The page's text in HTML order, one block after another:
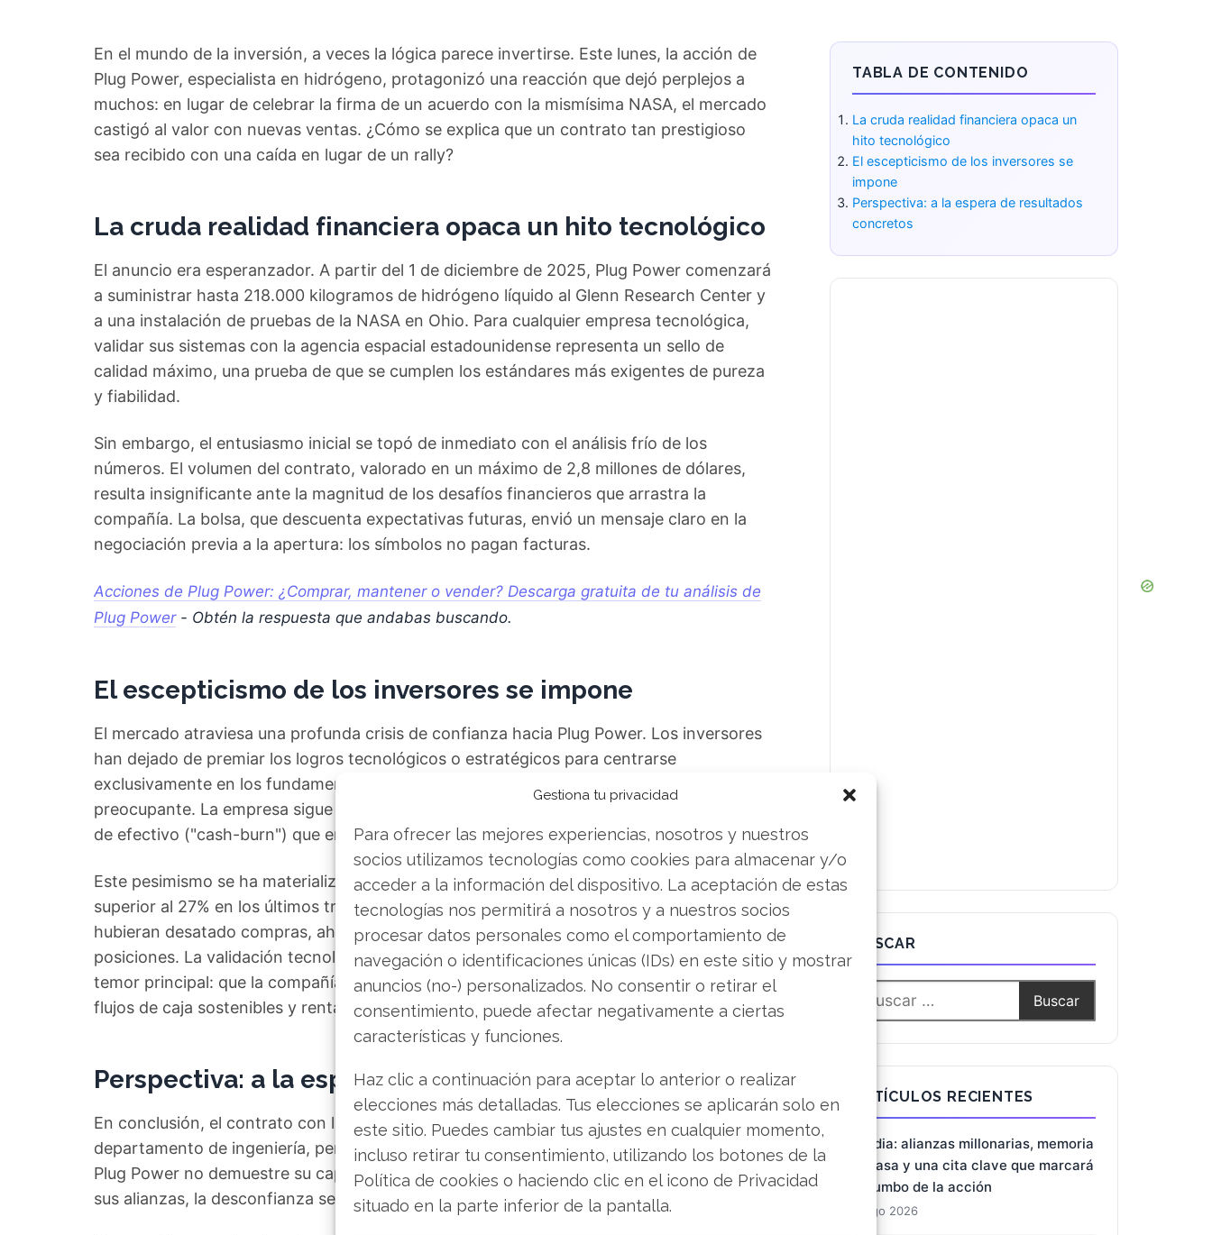
Gestiona tu privacidad
Para ofrecer las mejores experiencias, nosotros y nuestros
socios utilizamos tecnologías como cookies para almacenar y/o
acceder a la información del dispositivo. La aceptación de estas
tecnologías nos permitirá a nosotros y a nuestros socios
procesar datos personales como el comportamiento de
navegación o identificaciones únicas (IDs) en este sitio y mostrar
anuncios (no-) personalizados. No consentir o retirar el
consentimiento, puede afectar negativamente a ciertas
características y funciones.
Haz clic a continuación para aceptar lo anterior o realizar
elecciones más detalladas. Tus elecciones se aplicarán solo en
este sitio. Puedes cambiar tus ajustes en cualquier momento,
incluso retirar tu consentimiento, utilizando los botones de la
Política de cookies o haciendo clic en el icono de Privacidad
situado en la parte inferior de la pantalla.
En el mundo de la inversión, a veces la lógica parece invertirse. Este lunes, la acción de
Plug Power, especialista en hidrógeno, protagonizó una reacción que dejó perplejos a
muchos: en lugar de celebrar la firma de un acuerdo con la mismísima NASA, el mercado
castigó al valor con nuevas ventas. ¿Cómo se explica que un contrato tan prestigioso
sea recibido con una caída en lugar de un rally?
La cruda realidad financiera opaca un hito tecnológico
El anuncio era esperanzador. A partir del 1 de diciembre de 2025, Plug Power comenzará
a suministrar hasta 218.000 kilogramos de hidrógeno líquido al Glenn Research Center y
a una instalación de pruebas de la NASA en Ohio. Para cualquier empresa tecnológica,
validar sus sistemas con la agencia espacial estadounidense representa un sello de
calidad máximo, una prueba de que se cumplen los estándares más exigentes de pureza
y fiabilidad.
Sin embargo, el entusiasmo inicial se topó de inmediato con el análisis frío de los
números. El volumen del contrato, valorado en un máximo de 2,8 millones de dólares,
resulta insignificante ante la magnitud de los desafíos financieros que arrastra la
compañía. La bolsa, que descuenta expectativas futuras, envió un mensaje claro en la
negociación previa a la apertura: los símbolos no pagan facturas.
Acciones de Plug Power: ¿Comprar, mantener o vender? Descarga gratuita de tu análisis de
Plug Power- Obtén la respuesta que andabas buscando.
El escepticismo de los inversores se impone
El mercado atraviesa una profunda crisis de confianza hacia Plug Power. Los inversores
han dejado de premiar los logros tecnológicos o estratégicos para centrarse
exclusivamente en los fundamentales económicos, que presentan un panorama
preocupante. La empresa sigue lidiando con elevadas pérdidas operativas y un consumo
de efectivo ("cash-burn") que erosiona su posición financiera.
Este pesimismo se ha materializado en el gráfico de la acción, que presenta un descenso
superior al 27% en los últimos treinta días. En este contexto, noticias que en el pasado
hubieran desatado compras, ahora se interpretan como una oportunidad para reducir
posiciones. La validación tecnológica que supone el acuerdo con la NASA no mitiga el
temor principal: que la compañía no logre transformar estos proyectos emblemáticos en
flujos de caja sostenibles y rentables a corto plazo.
Perspectiva: a la espera de resultados concretos
En conclusión, el contrato con la agencia espacial es, sin duda, un triunfo para el
departamento de ingeniería, pero apenas un alivio simbólico para las finanzas. Mientras
Plug Power no demuestre su capacidad para generar márgenes significativos a partir de
sus alianzas, la desconfianza seguirá dictando la sentencia en Wall Street.
TABLA DE CONTENIDO
La cruda realidad financiera opaca
un hito tecnológico
El escepticismo de los inversores
se impone
Perspectiva: a la espera de
BUSCAR
ARTÍCULOS RECIENTES
Nvidia: alianzas millonarias, memoria